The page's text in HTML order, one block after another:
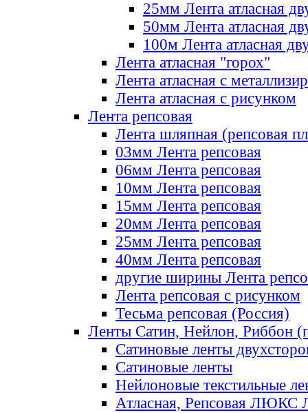
25мм Лента атласная
50мм Лента атласная
100м Лента атласная
Лента атласная "горох"
Лента атласная с
Лента атласная с рисунком
Лента репсовая
Лента шляпная (репсовая
03мм Лента репсовая
06мм Лента репсовая
10мм Лента репсовая
15мм Лента репсовая
20мм Лента репсовая
25мм Лента репсовая
40мм Лента репсовая
другие ширины Лента
Лента репсовая с рисунком
Тесьма репсовая (Россия)
Ленты Сатин, Нейлон, Риббон
Сатиновые ленты
Сатиновые ленты
Нейлоновые текстильные
Атласная, Репсовая ЛЮКС